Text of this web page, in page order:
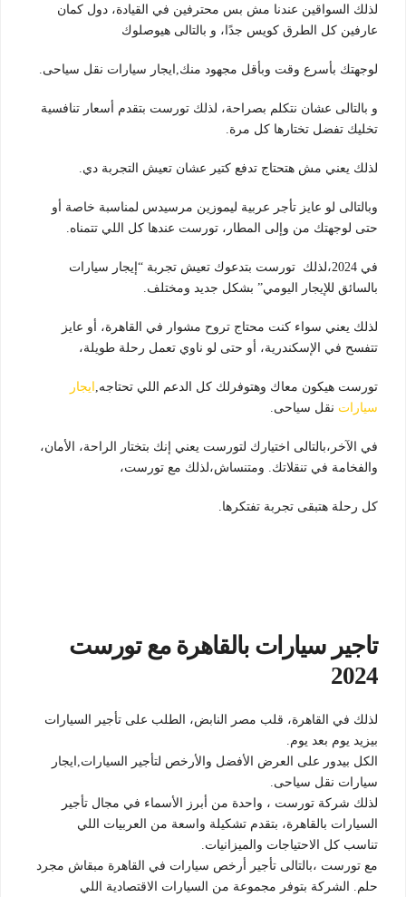
لذلك السواقين عندنا مش بس محترفين في القيادة، دول كمان
عارفين كل الطرق كويس جدًا، و بالتالى هيوصلوك
لوجهتك بأسرع وقت وبأقل مجهود منك,ايجار سيارات نقل سياحى.
و بالتالى عشان نتكلم بصراحة، لذلك تورست بتقدم أسعار تنافسية
تخليك تفضل تختارها كل مرة.
لذلك يعني مش هتحتاج تدفع كتير عشان تعيش التجربة دي.
وبالتالى لو عايز تأجر عربية ليموزين مرسيدس لمناسبة خاصة أو
حتى لوجهتك من وإلى المطار، تورست عندها كل اللي تتمناه.
في 2024،لذلك تورست بتدعوك تعيش تجربة “إيجار سيارات
بالسائق للإيجار اليومي” بشكل جديد ومختلف.
لذلك يعني سواء كنت محتاج تروح مشوار في القاهرة، أو عايز
تتفسح في الإسكندرية، أو حتى لو ناوي تعمل رحلة طويلة،
تورست هيكون معاك وهتوفرلك كل الدعم اللي تحتاجه, ايجار
سيارات نقل سياحى.
في الآخر،بالتالى اختيارك لتورست يعني إنك بتختار الراحة، الأمان،
والفخامة في تنقلاتك. ومتنساش،لذلك مع تورست،
كل رحلة هتبقى تجربة تفتكرها.
تاجير سيارات بالقاهرة مع تورست
2024
لذلك في القاهرة، قلب مصر النابض، الطلب على تأجير السيارات
بيزيد يوم بعد يوم.
الكل بيدور على العرض الأفضل والأرخص لتأجير السيارات,ايجار
سيارات نقل سياحى.
لذلك شركة تورست ، واحدة من أبرز الأسماء في مجال تأجير
السيارات بالقاهرة، بتقدم تشكيلة واسعة من العربيات اللي
تناسب كل الاحتياجات والميزانيات.
مع تورست ،بالتالى تأجير أرخص سيارات في القاهرة مبقاش مجرد
حلم. الشركة بتوفر مجموعة من السيارات الاقتصادية اللي